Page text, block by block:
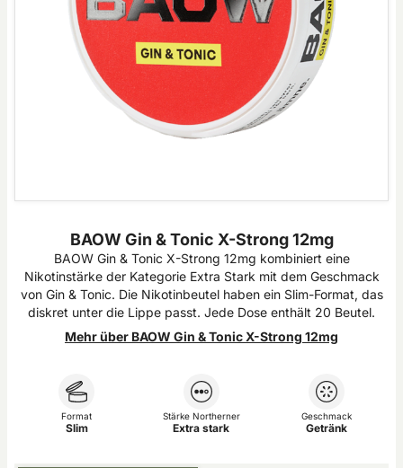
BAOW Gin & Tonic X-Strong 12mg
BAOW Gin & Tonic X-Strong 12mg kombiniert eine
Nikotinstärke der Kategorie Extra Stark mit dem Geschmack
von Gin & Tonic. Die Nikotinbeutel haben ein Slim-Format, das
diskret unter die Lippe passt. Jede Dose enthält 20 Beutel.
Mehr über BAOW Gin & Tonic X-Strong 12mg
Format
Slim
Stärke Northerner
Extra stark
Geschmack
Getränk